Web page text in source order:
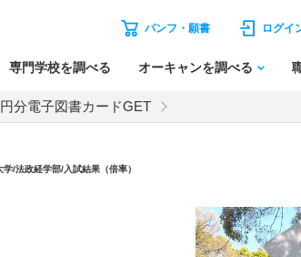
パンフ・願書 ログイ
専門学校を調べる オーキャンを調べる
分電子図書カードGET
学/法政経学部/入試結果（倍率）